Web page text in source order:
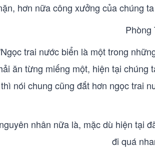
hơn nữa công xưởng của chúng
Phòng
trai nước biển là một trong
ăn từng miếng một, hiện tại
nói chung cũng đắt hơn ngọc trai
nhân nữa là, mặc dù hiện tại
đi quá